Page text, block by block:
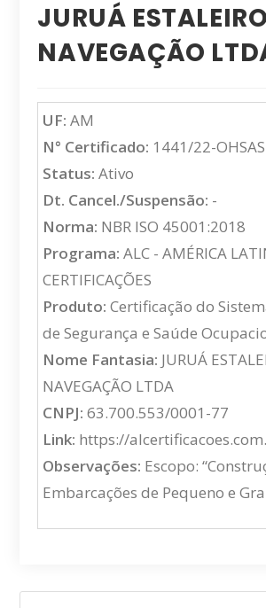
JURUÁ
NAVEGAÇÃO
UF: AM
N° Certificado: 1441/22-
Status: Ativo
Dt. Cancel./Suspensão: -
Norma: NBR ISO 45001:2018
Programa: ALC - AMÉRICA
CERTIFICAÇÕES
Produto: Certificação do
de Segurança e Saúde
Nome Fantasia: JURUÁ
NAVEGAÇÃO LTDA
CNPJ: 63.700.553/0001-77
Link: https://
Observações: Escopo:
Embarcações de Pequeno e